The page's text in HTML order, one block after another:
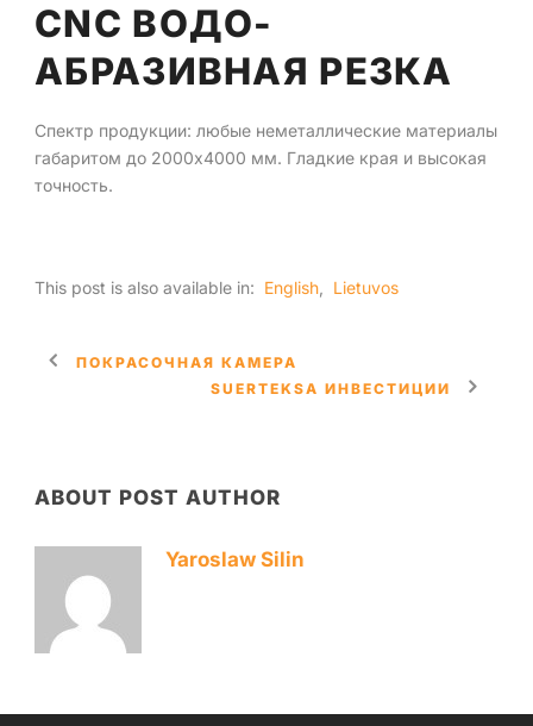
Русский
CNC ВОДО-
АБРАЗИВНАЯ РЕЗКА
Спектр продукции: любые неметаллические материалы
габаритом до 2000х4000 мм. Гладкие края и высокая
точность.
This post is also available in: English Lietuvos
ПОКРАСОЧНАЯ КАМЕРА
SUERTEKSA ИНВЕСТИЦИИ
ABOUT POST AUTHOR
Yaroslaw Silin